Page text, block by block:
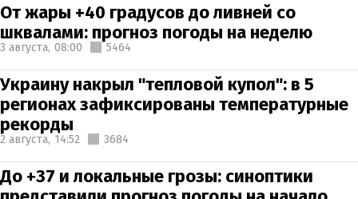
От жары +40 градусов до ливней со
шквалами: прогноз погоды на неделю
3 августа, 08:00 5464
Украину накрыл "тепловой купол": в 5
регионах зафиксированы температурные
рекорды
2 августа, 14:52 3684
До +37 и локальные грозы: синоптики